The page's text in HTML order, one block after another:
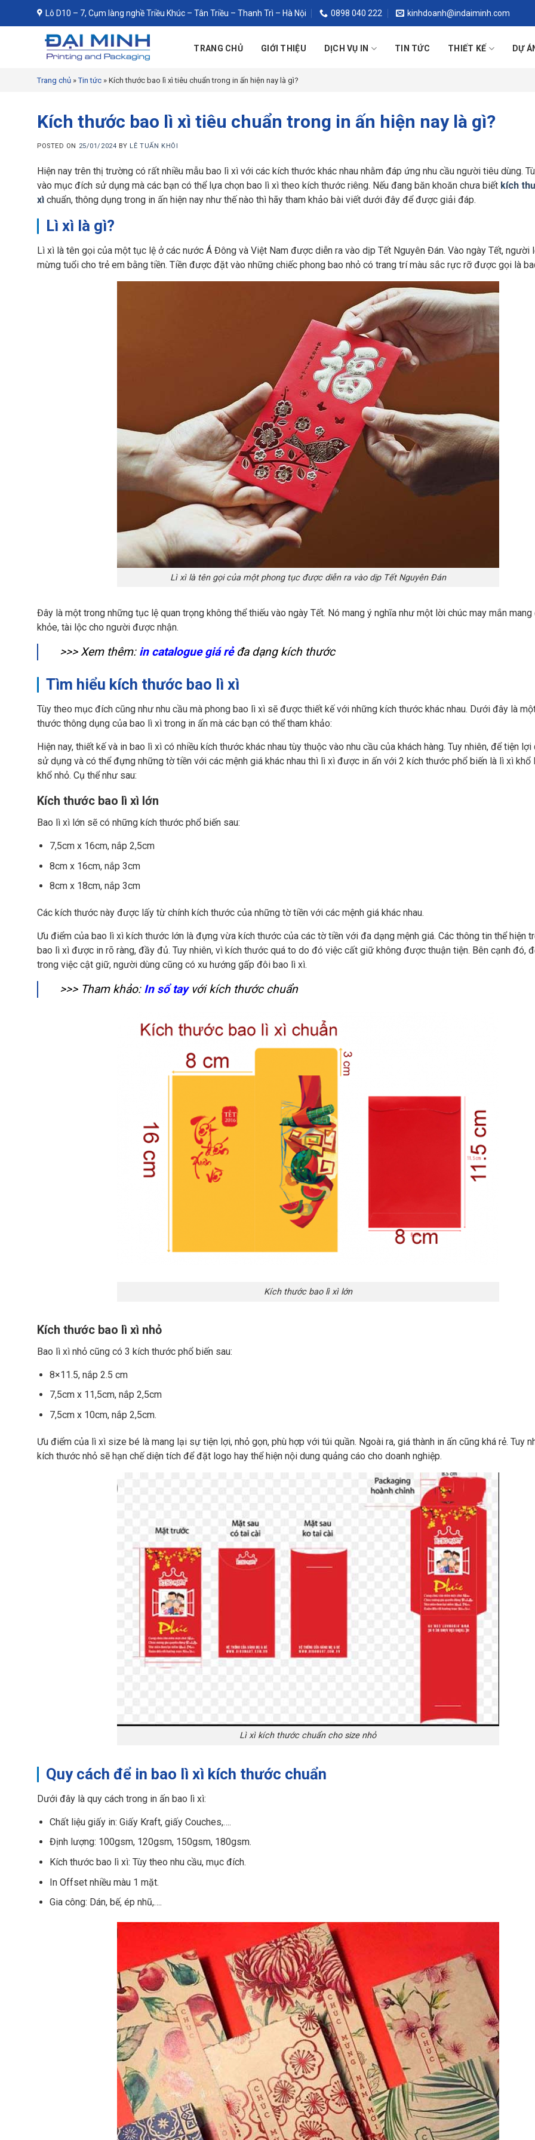
Lô D10 – 7, Cụm làng nghề Triều Khúc – Tân Triều – Thanh Trì – Hà Nội 0898 040 222 kinhdoanh@indaiminh.com
TRANG CHỦ GIỚI THIỆU DỊCH VỤ IN TIN TỨC THIẾT KẾ DỰ
Trang chủ »Tin tức » Kích thước bao lì xì tiêu chuẩn trong in ấn hiện nay là gì?
Kích thước bao lì xì tiêu chuẩn trong in ấn hiện nay là gì?
POSTED ON 25/01/2024 BY LÊ TUẤN KHÔI
Hiện nay trên thị trường có rất nhiều mẫu bao lì xì với các kích thước khác nhau nhằm đáp ứng nhu cầu người tiêu dùng.
vào mục đích sử dụng mà các bạn có thể lựa chọn bao lì xì theo kích thước riêng. Nếu đang băn khoăn chưa biết kích
xì chuẩn, thông dụng trong in ấn hiện nay như thế nào thì hãy tham khảo bài viết dưới đây để được giải đáp.
Lì xì là gì?
Lì xì là tên gọi của một tục lệ ở các nước Á Đông và Việt Nam được diễn ra vào dịp Tết Nguyên Đán. Vào ngày Tết, người
mừng tuổi cho trẻ em bằng tiền. Tiền được đặt vào những chiếc phong bao nhỏ có trang trí màu sắc rực rỡ được gọi là
Lì xì là tên gọi của một phong tục được diễn ra vào dịp Tết Nguyên Đán
Đây là một trong những tục lệ quan trọng không thể thiếu vào ngày Tết. Nó mang ý nghĩa như một lời chúc may mắn
khỏe, tài lộc cho người được nhận.
>>> Xem thêm: in catalogue giá rẻđa dạng kích thước
Tìm hiểu kích thước bao lì xì
Tùy theo mục đích cũng như nhu cầu mà phong bao lì xì sẽ được thiết kế với những kích thước khác nhau. Dưới đây là
thước thông dụng của bao lì xì trong in ấn mà các bạn có thể tham khảo:
Hiện nay, thiết kế và in bao lì xì có nhiều kích thước khác nhau tùy thuộc vào nhu cầu của khách hàng. Tuy nhiên, để tiện lợi
sử dụng và có thể đựng những tờ tiền với các mệnh giá khác nhau thì lì xì được in ấn với 2 kích thước phổ biến là lì xì khổ
khổ nhỏ. Cụ thể như sau:
Kích thước bao lì xì lớn
Bao lì xì lớn sẽ có những kích thước phổ biến sau:
7,5cm x 16cm, nắp 2,5cm
8cm x 16cm, nắp 3cm
8cm x 18cm, nắp 3cm
Các kích thước này được lấy từ chính kích thước của những tờ tiền với các mệnh giá khác nhau.
Ưu điểm của bao lì xì kích thước lớn là đựng vừa kích thước của các tờ tiền với đa dạng mệnh giá. Các thông tin thể hiện
bao lì xì được in rõ ràng, đầy đủ. Tuy nhiên, vì kích thước quá to do đó việc cất giữ không được thuận tiện. Bên cạnh đó,
trong việc cật giữ, người dùng cũng có xu hướng gấp đôi bao lì xì.
>>> Tham khảo: In sổ tayvới kích thước chuẩn
Kích thước bao lì xì lớn
Kích thước bao lì xì nhỏ
Bao lì xì nhỏ cũng có 3 kích thước phổ biến sau:
8×11.5, nắp 2.5 cm
7,5cm x 11,5cm, nắp 2,5cm
7,5cm x 10cm, nắp 2,5cm.
Ưu điểm của lì xì size bé là mang lại sự tiện lợi, nhỏ gọn, phù hợp với túi quần. Ngoài ra, giá thành in ấn cũng khá rẻ. Tuy
kích thước nhỏ sẽ hạn chế diện tích để đặt logo hay thể hiện nội dung quảng cáo cho doanh nghiệp.
Lì xì kích thước chuẩn cho size nhỏ
Quy cách để in bao lì xì kích thước chuẩn
Dưới đây là quy cách trong in ấn bao lì xì:
Chất liệu giấy in: Giấy Kraft, giấy Couches,….
Định lượng: 100gsm, 120gsm, 150gsm, 180gsm.
Kích thước bao lì xì: Tùy theo nhu cầu, mục đích.
In Offset nhiều màu 1 mặt.
Gia công: Dán, bế, ép nhũ,….